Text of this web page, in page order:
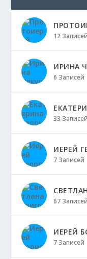
12 Записей
ИРИНА
6 Записей
33 Записей
ИЕРЕЙ
7 Записей
67 Записей
ИЕРЕЙ
7 Записей